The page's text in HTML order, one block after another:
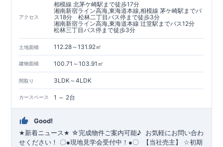
東栄住宅の家づくりへのこだわり
■『長期優良住宅』取得
住宅性能評価ダブル取得
■『BELS』一次エネルギー消費量等級6取得
■耐震等級3（地震に強い）
■断熱性能と省エネ
■全棟自社一貫体制
■充実のアフターサポート
※クリックで各詳細ページに移動します♪
★★★
現地案内ご予約受付中
いつでもお気軽にお問合せください！
営業時間 9時30分～18時30分
定休日 火曜・水曜・夏季休暇・年末年始など
アクセス
相模線 北茅ケ崎駅まで徒歩17分
湘南新宿ライン高海,東海道本線,相模線 茅ケ崎駅までバ
ス18分 松林二丁目バス停まで徒歩3分
湘南新宿ライン高海,東海道本線 辻堂駅までバス12分
松林三丁目バス停まで徒歩3分
土地面積 112.28～131.92㎡
建物面積 100.71～103.91㎡
間取り 3LDK～4LDK
カースペース 1 ～ 2台
Good!
★新着ニュース★ ☆完成物件ご案内可能♪
せください！ 〇●現地見学会受付中！ ●〇 【当社売主】 ☆初期